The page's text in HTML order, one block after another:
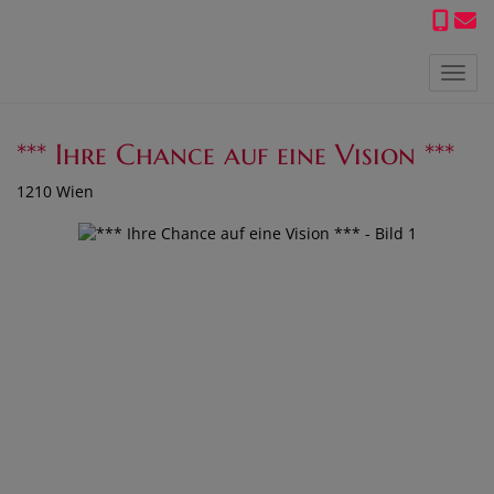
*** Ihre Chance auf eine Vision ***
1210 Wien